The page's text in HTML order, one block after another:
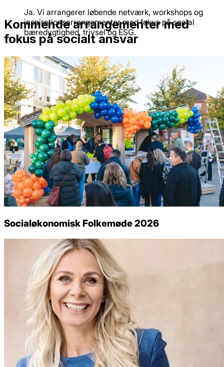
Ja. Vi arrangerer løbende netværk, workshops og
inspirationsarrangementer med fokus på social
bæredygtighed, trivsel og ESG.
Kommende arrangementer med
fokus på socialt ansvar
Socialøkonomisk Folkemøde 2026